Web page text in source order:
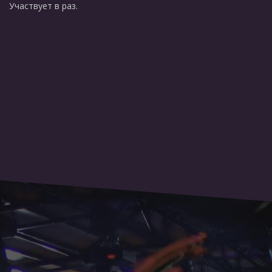
Участвует в раз.